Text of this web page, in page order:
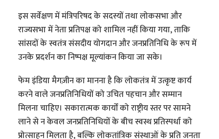
इस सर्वेक्षण में मंत्रिपरिषद के सदस्यों तथा लोकसभा और
राज्यसभा में नेता प्रतिपक्ष को शामिल नहीं किया गया, ताकि
सांसदों के स्वतंत्र संसदीय योगदान और जनप्रतिनिधि के रूप में
उनके प्रदर्शन का निष्पक्ष मूल्यांकन किया जा सके।
फेम इंडिया मैगज़ीन का मानना है कि लोकतंत्र में उत्कृष्ट कार्य
करने वाले जनप्रतिनिधियों को उचित पहचान और सम्मान
मिलना चाहिए। सकारात्मक कार्यों को राष्ट्रीय स्तर पर सामने
लाने से न केवल जनप्रतिनिधियों के बीच स्वस्थ प्रतिस्पर्धा को
प्रोत्साहन मिलता है, बल्कि लोकतांत्रिक संस्थाओं के प्रति जनता